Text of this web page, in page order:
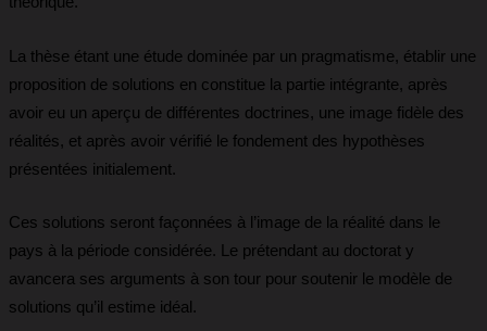
La thèse étant une étude dominée par un pragmatisme, établir une
proposition de solutions en constitue la partie intégrante, après
avoir eu un aperçu de différentes doctrines, une image fidèle des
réalités, et après avoir vérifié le fondement des hypothèses
présentées initialement.
Ces solutions seront façonnées à l’image de la réalité dans le
pays à la période considérée. Le prétendant au doctorat y
avancera ses arguments à son tour pour soutenir le modèle de
solutions qu’il estime idéal.